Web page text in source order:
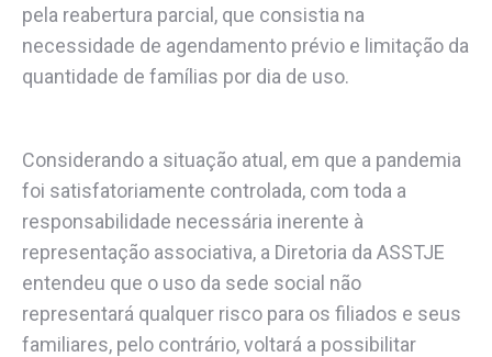
pela reabertura parcial, que consistia na
necessidade de agendamento prévio e limitação da
quantidade de famílias por dia de uso.
Considerando a situação atual, em que a pandemia
foi satisfatoriamente controlada, com toda a
responsabilidade necessária inerente à
representação associativa, a Diretoria da ASSTJE
entendeu que o uso da sede social não
representará qualquer risco para os filiados e seus
familiares, pelo contrário, voltará a possibilitar